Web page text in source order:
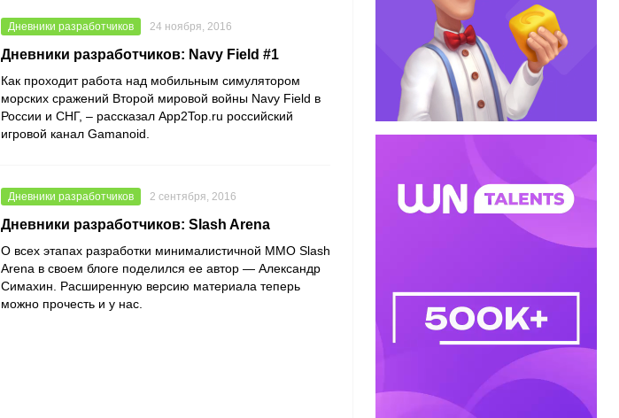
Дневники разработчиков 24 ноября, 2016
Дневники разработчиков: Navy Field #1
Как проходит работа над мобильным симулятором
морских сражений Второй мировой войны Navy Field в
России и СНГ, – рассказал App2Top.ru российский
игровой канал Gamanoid.
Дневники разработчиков 2 сентября, 2016
Дневники разработчиков: Slash Arena
О всех этапах разработки минималистичной ММО Slash
Arena в своем блоге поделился ее автор — Александр
Симахин. Расширенную версию материала теперь
можно прочесть и у нас.